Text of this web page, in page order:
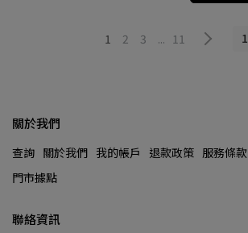
1 2 3 ... 11 1
關於我們
查詢 關於我們 我的帳戶 退款政策 服務條款
門市據點
聯絡資訊